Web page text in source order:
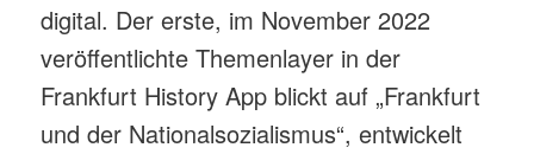
digital. Der erste, im November 2022
veröffentlichte Themenlayer in der
Frankfurt History App blickt auf „Frankfurt
und der Nationalsozialismus“, entwickelt